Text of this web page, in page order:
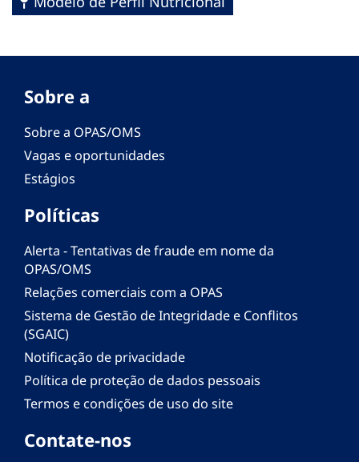
Sobre a
Sobre a OPAS/OMS
Vagas e oportunidades
Estágios
Políticas
Alerta - Tentativas de fraude em nome da
OPAS/OMS
Relações comerciais com a OPAS
Sistema de Gestão de Integridade e Conflitos
(SGAIC)
Notificação de privacidade
Política de proteção de dados pessoais
Termos e condições de uso do site
Contate-nos